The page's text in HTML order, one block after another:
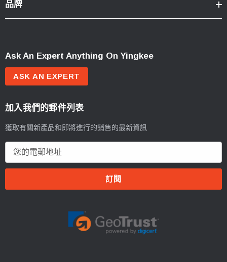
品牌
Ask An Expert Anything On Yingkee
ASK AN EXPERT
加入我們的郵件列表
獲取有關新產品和即將進行的銷售的最新資訊
郵